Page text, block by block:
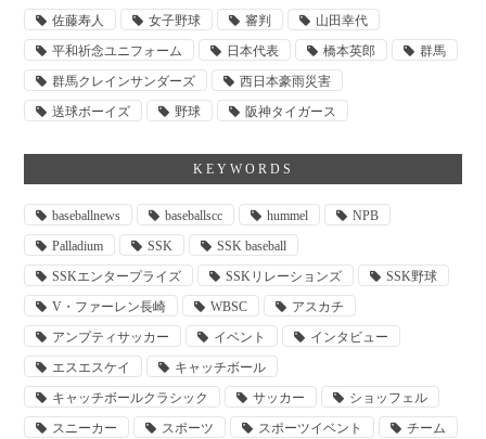
佐藤寿人
女子野球 審判
山田幸代
平和祈念ユニフォーム
日本代表 橋本英郎
群馬
群馬クレインサンダーズ
西日本豪雨災害
送球ボーイズ
野球 阪神タイガース
KEYWORDS
baseballnews baseballscc hummel
NPB
Palladium
SSK
SSK baseball
SSKエンタープライズ
SSKリレーションズ
SSK野球
V・ファーレン長崎
WBSC
アスカチ
アンプティサッカー
イベント
インタビュー
エスエスケイ
キャッチボール
キャッチボールクラシック
サッカー
ショッフェル
スニーカー
スポーツ スポーツイベント
チーム